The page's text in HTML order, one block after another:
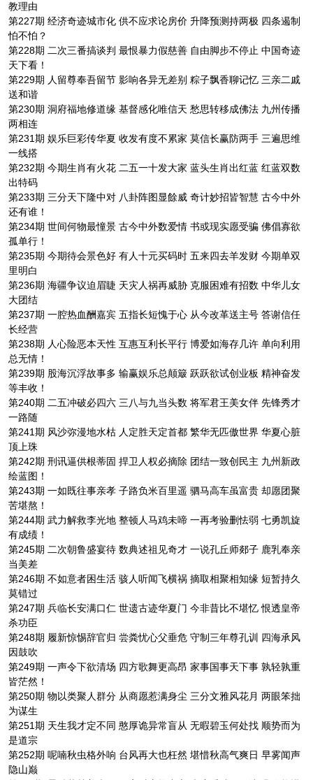
教理由
第227期 经济奇迹城市化 供不应求论房价 升降预测持两极 四条遏制
怕不怕？
第228期 二次三番搞谈判 最恨暴力假慈善 自由脚步不停止 中国奇迹
天下看！
第229期 人留尊奉吾留节 影响各异无差别 粽子飘香聊记忆 三亲二戚
送和谐
第230期 洞府福地修道缘 基督感化唯信天 愁思转移成佛法 九州传播
两相连
第231期 娱乐巨彩传华夏 收发有度不累家 莫信长赢防两手 三遍思维
一线搭
第232期 今期生肖有火花 二五一十发大家 蓝头生肖出红蓝 红蓝双数
出特码
第233期 三分天下隆中对 八卦阵图显餘威 奇计妙招皆智慧 古今中外
还有谁！
第234期 世间何物最憧景 古今中外数爱情 书或现实愿受骗 佛倡寡欲
孤单行！
第235期 今期待会景色好 有人十元买码时 五来四去羊发财 今期单双
里明白
第236期 海疆争议迫眉睫 天灾人祸再威胁 克服困难有招数 中华儿女
大团结
第237期 一腔热血酬嘉宾 五指长短愧于心 从今改革送主号 答谢信任
长经营
第238期 人心险恶本天性 互惠互利长平行 博爱如海存几许 单向利用
总无情！
第239期 股海沉浮故事多 输赢娱乐总颠簸 跃跃欲试创业板 精神奋发
等丰收！
第240期 二五冲破必四六 三八与九当头数 将军君王美女伴 先锋秀才
一路随
第241期 风沙弥漫地水枯 人定胜天定首都 繁华无匹傲世界 华夏心脏
顶上珠
第242期 刑讯逼供根蒂固 捍卫人权必摘除 团结一致创民主 九州新政
绘蓝图！
第243期 一如既往事亲孝 子路负米百里遥 驷马高车虽富贵 却愿团聚
苦堪熬！
第244期 武力解救李光地 整顿人马鸡未啼 一再考验删怯弱 七勇凯旋
有成绩！
第245期 二次朝鲁盛宴待 数典述祖见奇才 一说孔丘师郯子 鹿乳奉亲
当美差
第246期 不如意者困生活 骇人听闻飞横祸 摘取相聚相知缘 短暂持久
莫错过
第247期 兵临长安满口仁 世遗古迹华夏门 今非昔比不堪忆 恨透皇帝
杀功臣
第248期 履新惊惕辞官归 尝粪忧心父垂危 守制三年尊孔训 四海承风
因鼓吹
第249期 一声令下欲清场 四方歌舞更高昂 家事国事天下事 孰轻孰重
皆茫然！
第250期 物以类聚人群分 从商愿惹满身尘 三分文雅风花月 两眼笨拙
为谋生
第251期 天生我才定不同 憨厚诡异常盲从 无暇碧玉何处找 顺势而为
是道宗
第252期 呢喃秋虫格外响 台风再大也枉然 堪惜秋高气爽日 早雾闻声
隐山巅